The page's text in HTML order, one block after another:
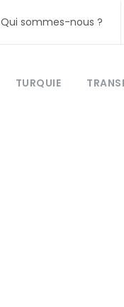
Qui sommes-nous ?
TURQUIE